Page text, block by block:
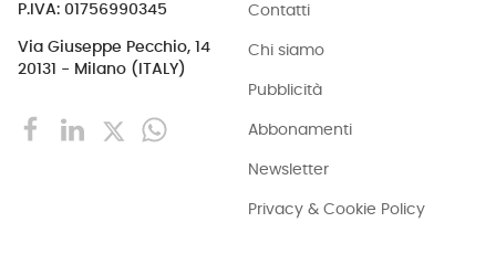
P.IVA: 01756990345
Via Giuseppe Pecchio, 14
20131 - Milano (ITALY)
Contatti
Chi siamo
Pubblicità
Abbonamenti
Newsletter
Privacy & Cookie Policy